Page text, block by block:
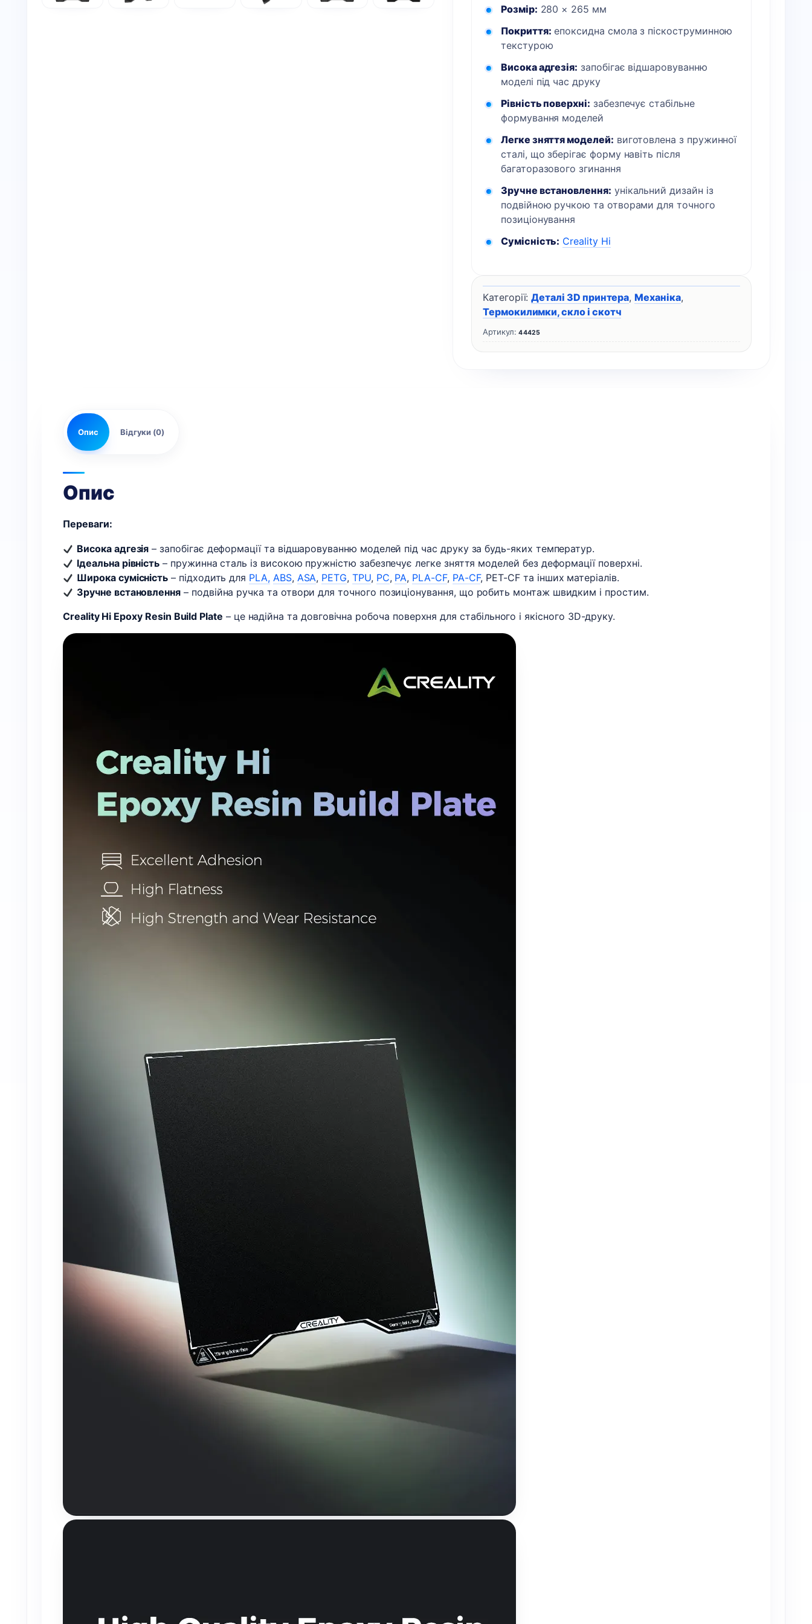
Розмір: 280 × 265 мм
Покриття: епоксидна смола з піскоструминною
текстурою
Висока адгезія: запобігає відшаровуванню
моделі під час друку
Рівність поверхні: забезпечує стабільне
формування моделей
Легке зняття моделей: виготовлена з пружинної
сталі, що зберігає форму навіть після
багаторазового згинання
Зручне встановлення: унікальний дизайн із
подвійною ручкою та отворами для точного
позиціонування
Сумісність: Creality Hi
кількість
Артикул:44425
Категорії:Деталі 3D принтера,Механіка,
Термокилимки, скло і скотч
Опис Відгуки (0)
Опис
Переваги:
Висока адгезія – запобігає деформації та відшаровуванню моделей під час друку за будь-яких температур.
Ідеальна рівність – пружинна сталь із високою пружністю забезпечує легке зняття моделей без деформації поверхні.
Широка сумісність – підходить для PLA, ABS, ASA, PETG, TPU, PC, PA, PLA-CF, PA-CF, PET-CF та інших матеріалів.
Зручне встановлення – подвійна ручка та отвори для точного позиціонування, що робить монтаж швидким і простим.
Creality Hi Epoxy Resin Build Plate – це надійна та довговічна робоча поверхня для стабільного і якісного 3D-друку.